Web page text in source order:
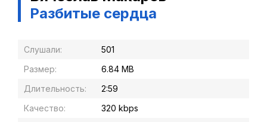
Разбитые сердца
Слушали:
501
Размер:
6.84 MB
Длительность:
2:59
Качество:
320 kbps